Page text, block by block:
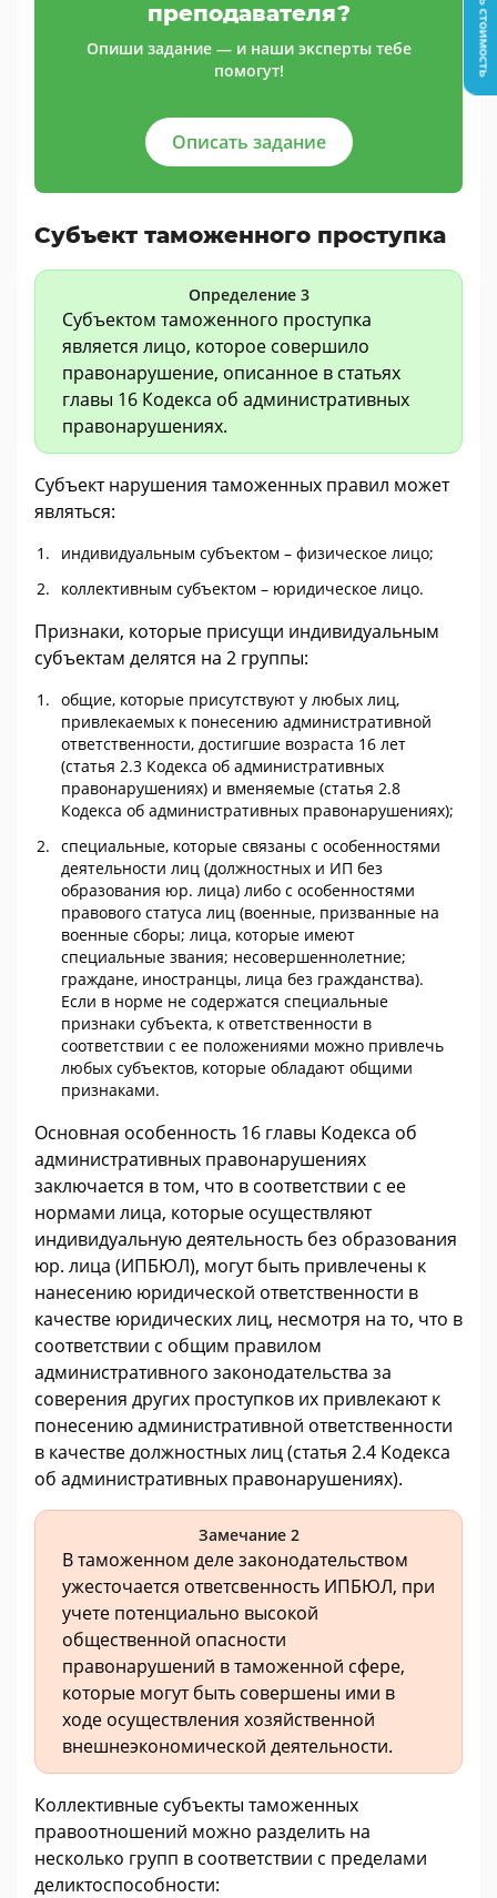
преподавателя?
Опиши задание — и наши эксперты тебе
помогут!
Описать задание
Субъект таможенного проступка
Определение 3
Субъектом таможенного проступка
является лицо, которое совершило
правонарушение, описанное в статьях
главы 16 Кодекса об административных
правонарушениях.
Субъект нарушения таможенных правил может
являться:
индивидуальным субъектом – физическое лицо;
коллективным субъектом – юридическое лицо.
Признаки, которые присущи индивидуальным
субъектам делятся на 2 группы:
общие, которые присутствуют у любых лиц,
привлекаемых к понесению административной
ответственности, достигшие возраста 16 лет
(статья 2.3 Кодекса об административных
правонарушениях) и вменяемые (статья 2.8
Кодекса об административных правонарушениях);
специальные, которые связаны с особенностями
деятельности лиц (должностных и ИП без
образования юр. лица) либо с особенностями
правового статуса лиц (военные, призванные на
военные сборы; лица, которые имеют
специальные звания; несовершеннолетние;
граждане, иностранцы, лица без гражданства).
Если в норме не содержатся специальные
признаки субъекта, к ответственности в
соответствии с ее положениями можно привлечь
любых субъектов, которые обладают общими
признаками.
Основная особенность 16 главы Кодекса об
административных правонарушениях
заключается в том, что в соответствии с ее
нормами лица, которые осуществляют
индивидуальную деятельность без образования
юр. лица (ИПБЮЛ), могут быть привлечены к
нанесению юридической ответственности в
качестве юридических лиц, несмотря на то, что в
соответствии с общим правилом
административного законодательства за
соверения других проступков их привлекают к
понесению административной ответственности
в качестве должностных лиц (статья 2.4 Кодекса
об административных правонарушениях).
Замечание 2
В таможенном деле законодательством
ужесточается ответсвенность ИПБЮЛ, при
учете потенциально высокой
общественной опасности
правонарушений в таможенной сфере,
которые могут быть совершены ими в
ходе осуществления хозяйственной
внешнеэкономической деятельности.
Коллективные субъекты таможенных
правоотношений можно разделить на
несколько групп в соответствии с пределами
деликтоспособности: